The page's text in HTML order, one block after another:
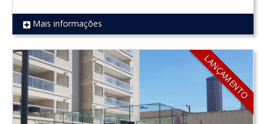
REF 896
Mais informações
LANÇAMENTO